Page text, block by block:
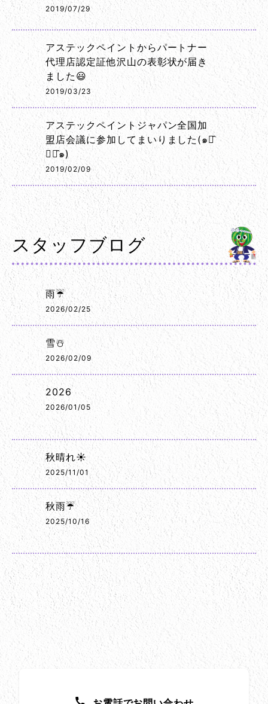
2019/07/29
アステックペイントからパートナー
代理店認定証他沢山の表彰状が届き
ました😃
2019/03/23
アステックペイントジャパン全国加
盟店会議に参加してまいりました(๑･̑
◡･̑๑)
2019/02/09
スタッフブログ
雨☔
2026/02/25
雪☃️
2026/02/09
2026
2026/01/05
秋晴れ☀️
2025/11/01
秋雨☔
2025/10/16